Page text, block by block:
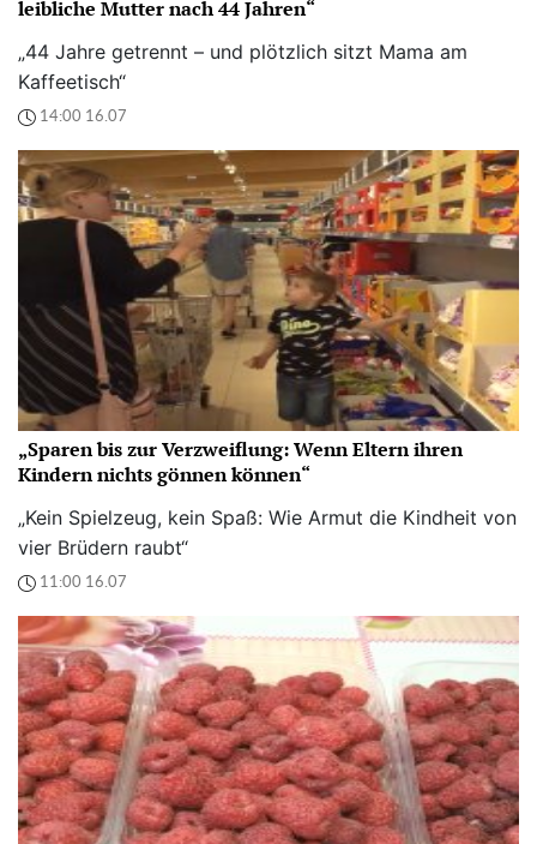
leibliche Mutter nach 44 Jahren“
„44 Jahre getrennt – und plötzlich sitzt Mama am
Kaffeetisch“
14:00 16.07
„Sparen bis zur Verzweiflung: Wenn Eltern ihren
Kindern nichts gönnen können“
„Kein Spielzeug, kein Spaß: Wie Armut die Kindheit von
vier Brüdern raubt“
11:00 16.07